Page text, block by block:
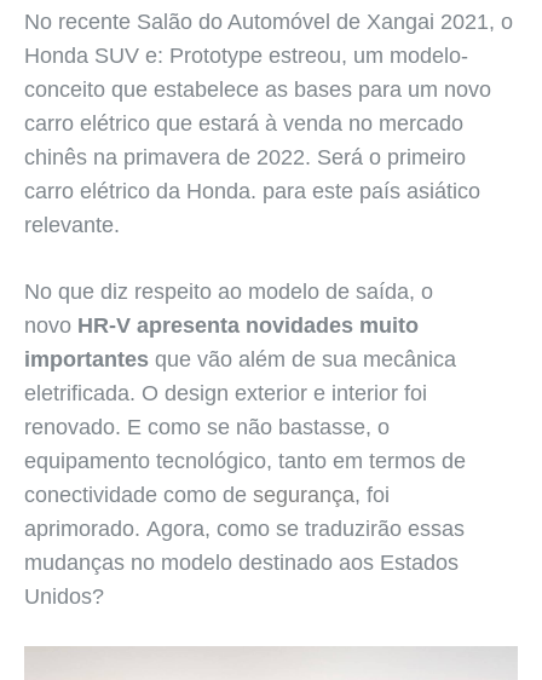
No recente Salão do Automóvel de Xangai 2021, o
Honda SUV e: Prototype estreou, um modelo-
conceito que estabelece as bases para um novo
carro elétrico que estará à venda no mercado
chinês na primavera de 2022. Será o primeiro
carro elétrico da Honda. para este país asiático
relevante.
No que diz respeito ao modelo de saída, o
novo HR-V apresenta novidades muito
importantes que vão além de sua mecânica
eletrificada. O design exterior e interior foi
renovado. E como se não bastasse, o
equipamento tecnológico, tanto em termos de
conectividade como de segurança, foi
aprimorado. Agora, como se traduzirão essas
mudanças no modelo destinado aos Estados
Unidos?